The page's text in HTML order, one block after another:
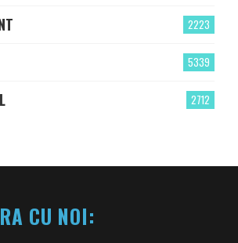
2223
5339
2712
CU NOI: